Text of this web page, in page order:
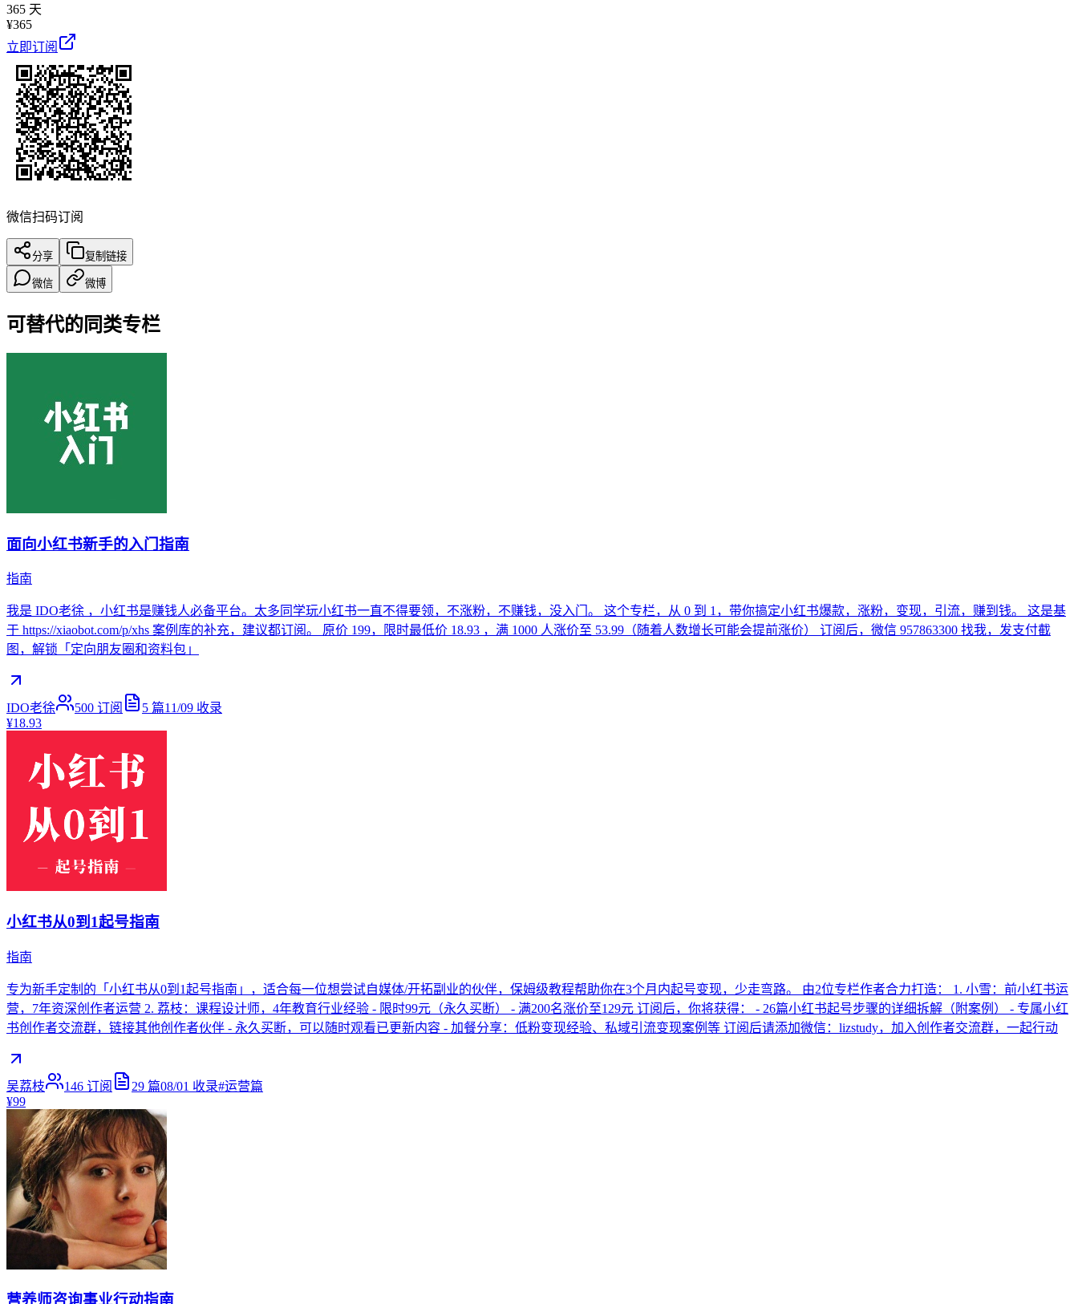
365 天
¥365
立即订阅
微信扫码订阅
分享 复制链接
微信 微博
可替代的同类专栏
面向小红书新手的入门指南
指南
我是 IDO老徐 ，小红书是赚钱人必备平台。太多同学玩小红书一直不得要领，不涨粉，不赚钱，没入门。 这个专栏，从 0 到 1，带你搞定小红书爆款，涨粉，变现，引流，赚到钱。 这是基
于 https://xiaobot.com/p/xhs 案例库的补充，建议都订阅。 原价 199，限时最低价 18.93 ，满 1000 人涨价至 53.99（随着人数增长可能会提前涨价） 订阅后，微信 957863300 找我，发支付截
图，解锁「定向朋友圈和资料包」
IDO老徐 500 订阅 5 篇11/09 收录
¥18.93
小红书从0到1起号指南
指南
专为新手定制的「小红书从0到1起号指南」，适合每一位想尝试自媒体/开拓副业的伙伴，保姆级教程帮助你在3个月内起号变现，少走弯路。 由2位专栏作者合力打造： 1. 小雪：前小红书运
营，7年资深创作者运营 2. 荔枝：课程设计师，4年教育行业经验 - 限时99元（永久买断） - 满200名涨价至129元 订阅后，你将获得： - 26篇小红书起号步骤的详细拆解（附案例） - 专属小红
书创作者交流群，链接其他创作者伙伴 - 永久买断，可以随时观看已更新内容 - 加餐分享：低粉变现经验、私域引流变现案例等 订阅后请添加微信：lizstudy，加入创作者交流群，一起行动
吴荔枝 146 订阅 29 篇08/01 收录#运营篇
¥99
营养师咨询事业行动指南